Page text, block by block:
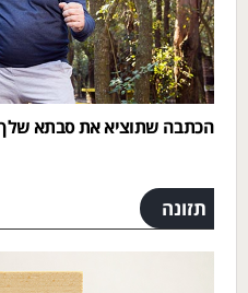
הכתבה שתוציא את סבתא
תזונה